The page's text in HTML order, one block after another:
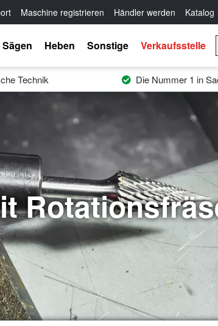
Maschine registrieren Händler werden Katalog
Sägen Heben Sonstige Verkaufsstelle
Technik Die Nummer 1 in